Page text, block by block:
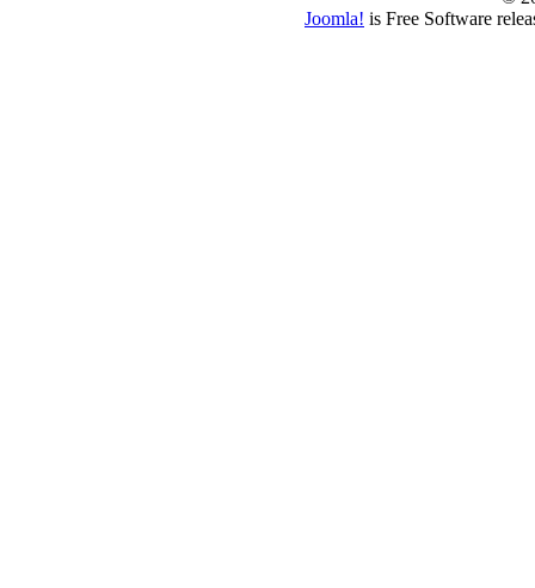
Joomla! is Free Software